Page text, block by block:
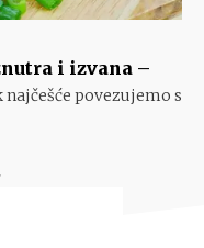
i izvana –
povezujemo s